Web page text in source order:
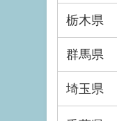
栃木県
群馬県
埼玉県